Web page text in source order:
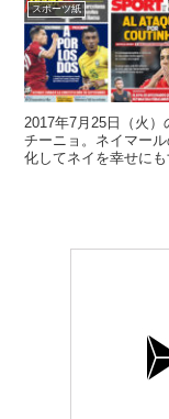
スポーツ紙
2017年7月25日（火
チーニョ。ネイマー
化してネイを幸せに